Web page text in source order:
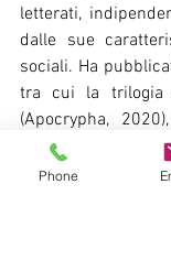
letterati,
dalle sue
sociali. Ha
tra cui la trilogia
(Apocrypha,
2021), Katharok
pubblicazione).
Phone